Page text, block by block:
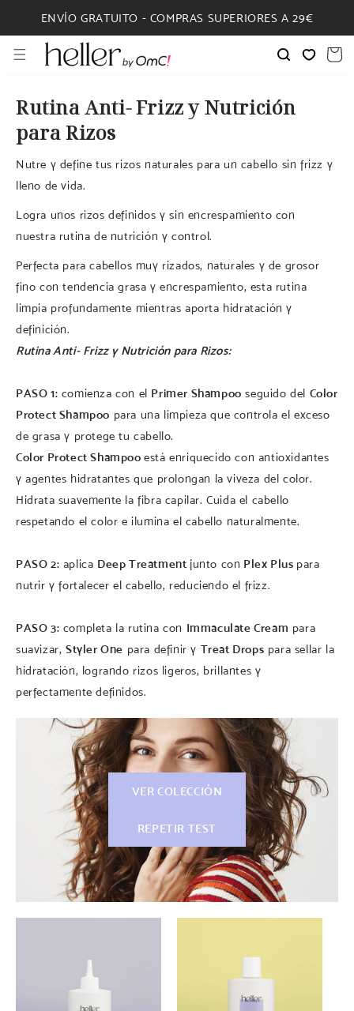
DIRECTAMENTE
ENVÍO GRATUITO - COMPRAS SUPERIORES A 29€
Carrito
Rutina Anti- Frizz y Nutrición
para Rizos
Nutre y define tus rizos naturales para un cabello sin frizz y
lleno de vida.
Logra unos rizos definidos y sin encrespamiento con
nuestra rutina de nutrición y control.
Perfecta para cabellos muy rizados, naturales y de grosor
fino con tendencia grasa y encrespamiento, esta rutina
limpia profundamente mientras aporta hidratación y
definición.
Rutina Anti- Frizz y Nutrición para Rizos:
PASO 1: comienza con el Primer Shampoo seguido del Color
Protect Shampoo para una limpieza que controla el exceso
de grasa y protege tu cabello.
Color Protect Shampooestá enriquecido con antioxidantes
y agentes hidratantes que prolongan la viveza del color.
Hidrata suavemente la fibra capilar. Cuida el cabello
respetando el color e ilumina el cabello naturalmente.
PASO 2: aplica Deep Treatment junto con Plex Plus para
nutrir y fortalecer el cabello, reduciendo el frizz.
PASO 3: completa la rutina con Immaculate Cream para
suavizar, Styler One para definir y Treat Drops para sellar la
hidratación, logrando rizos ligeros, brillantes y
perfectamente definidos.
VER COLECCIÓN
REPETIR TEST